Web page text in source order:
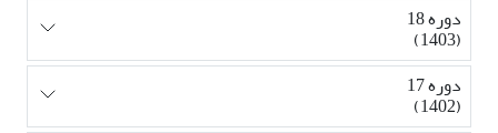
دوره 18
(1403)
دوره 17
(1402)